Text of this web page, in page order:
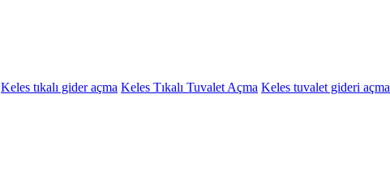
Keles tıkalı gider açma Keles Tıkalı Tuvalet Açma Keles tuvalet gideri açma